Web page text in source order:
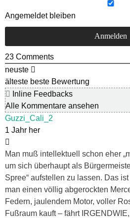
Angemeldet bleiben
23 Comments
neuste
älteste beste Bewertung
Inline Feedbacks
Alle Kommentare ansehen
Guzzi_Cali_2
1 Jahr her
Man muß intellektuell schon eher
um sich überhaupt als
Spree“ aufstellen zu lassen. Das
man einen völlig abgerockten
Federn, jaulendem Motor, voller
Fußraum kauft – fährt